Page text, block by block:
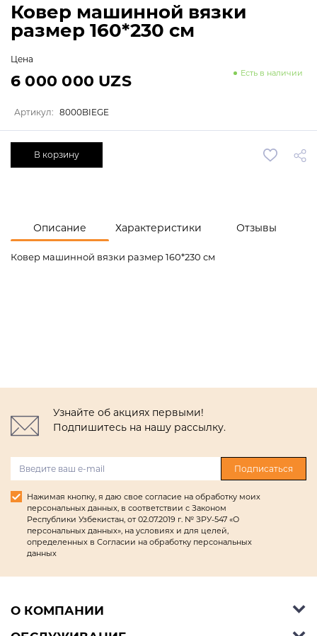
Описание Характеристики Отзывы
Ковер машинной вязки размер 160*230 см
Ковер машинной вязки
размер 160*230 см
Цена
Есть в наличии
6 000 000 UZS
Артикул: 8000BIEGE
В корзину
Узнайте об акциях первыми!
Подпишитесь на нашу рассылку.
Подписаться
Нажимая кнопку, я даю свое согласие на обработку моих
персональных данных, в соответствии с Законом
Республики Узбекистан, от 02.07.2019 г. № ЗРУ-547 «О
персональных данных», на условиях и для целей,
определенных в Согласии на обработку персональных
данных
О КОМПАНИИ